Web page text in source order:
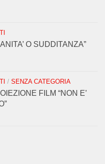
O SUDDITANZA”
/ SENZA CATEGORIA
FILM “NON E’